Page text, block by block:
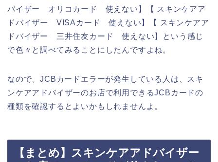
バイザー オリコカード 使えない】【 スキンケアア
ドバイザー VISAカード 使えない】【 スキンケアア
ドバイザー 三井住友カード 使えない】という感じ
で色々と調べてみることにしたんですよね。
なので、JCBカードエラーが発生している人は、スキ
ンケアアドバイザーのお店で利用できるJCBカードの
種類を確認するとよいかもしれませんよ。
【まとめ】スキンケアアドバイザー